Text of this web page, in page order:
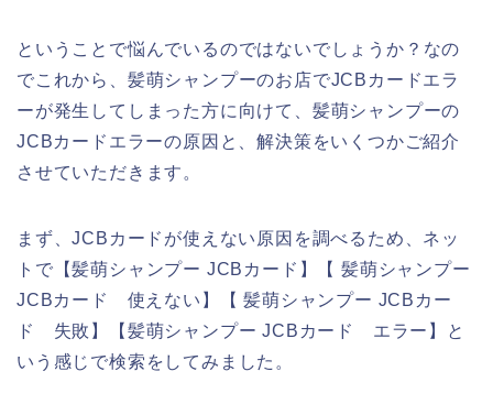
ということで悩んでいるのではないでしょうか？なの
でこれから、髪萌シャンプーのお店でJCBカードエラ
ーが発生してしまった方に向けて、髪萌シャンプーの
JCBカードエラーの原因と、解決策をいくつかご紹介
させていただきます。
まず、JCBカードが使えない原因を調べるため、ネッ
トで【髪萌シャンプー JCBカード】【 髪萌シャンプー
JCBカード 使えない】【 髪萌シャンプー JCBカー
ド 失敗】【髪萌シャンプー JCBカード エラー】と
いう感じで検索をしてみました。